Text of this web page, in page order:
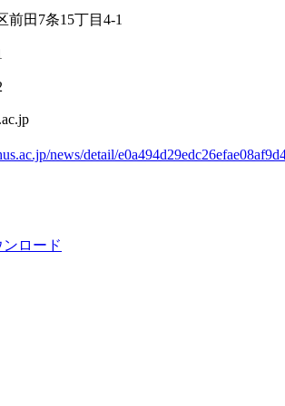
前田7条15丁目4-1
news/detail/
ンロード